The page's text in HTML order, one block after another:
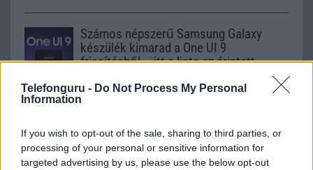
Telefonguru - Do Not Process My Personal
Information
If you wish to opt-out of the sale, sharing to third parties, or
processing of your personal or sensitive information for
targeted advertising by us, please use the below opt-out
Számos népszerű Samsung Galaxy
készülék kimarad a One UI 9
frissítésből – itt a lista az érintett
2026.06.30| Phone Arena
azonban több korábbi csúcskategóriás és középkategóriás
Galaxy készülék számára ez lesz az út vége.